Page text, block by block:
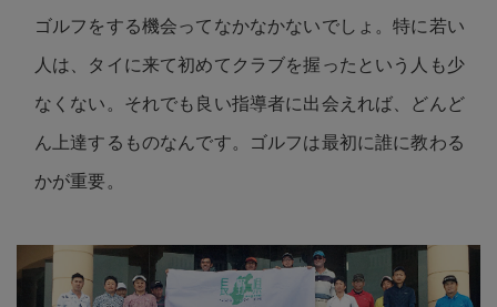
ゴルフをする機会ってなかなかないでしょ。特に若い
人は、タイに来て初めてクラブを握ったという人も少
なくない。それでも良い指導者に出会えれば、どんど
ん上達するものなんです。ゴルフは最初に誰に教わる
かが重要。